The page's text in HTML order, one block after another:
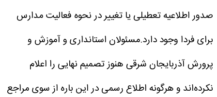
صدور اطلاعیه تعطیلی یا تغییر در نحوه فعالیت مدارس
برای فردا وجود دارد.​مسئولان استانداری و آموزش و
پرورش آذربایجان شرقی هنوز تصمیم نهایی را اعلام
نکرده‌اند و هرگونه اطلاع رسمی در این باره از سوی مراجع